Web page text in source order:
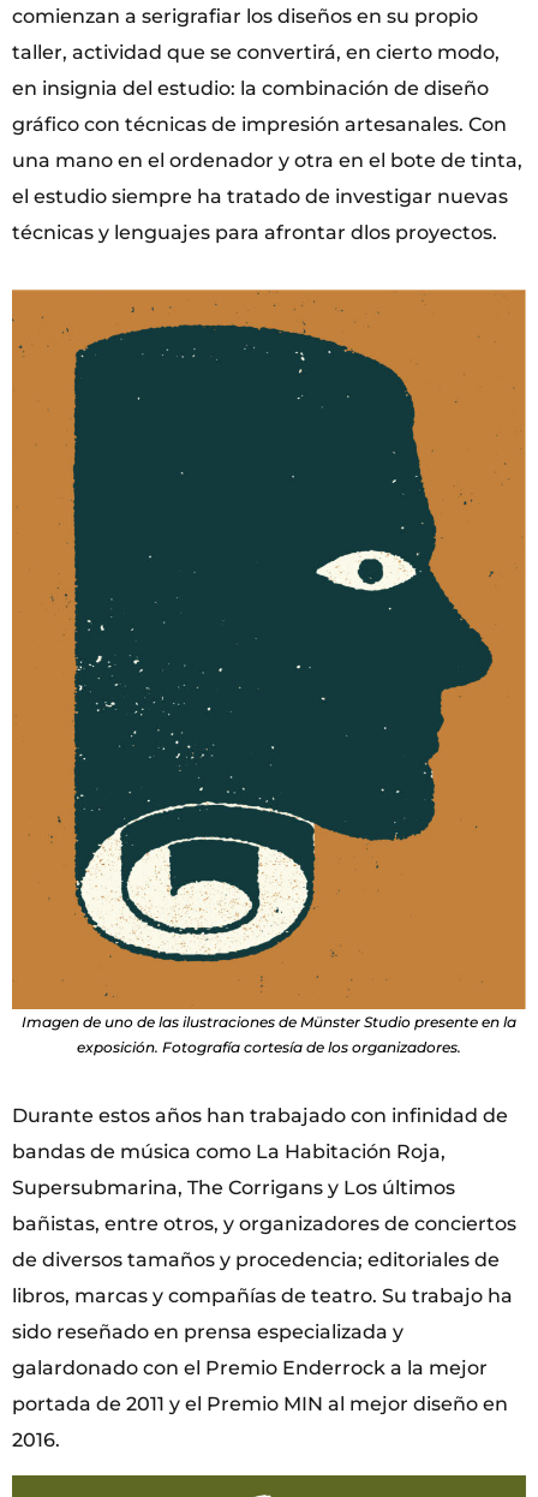
comienzan a serigrafiar los diseños en su propio
taller, actividad que se convertirá, en cierto modo,
en insignia del estudio: la combinación de diseño
gráfico con técnicas de impresión artesanales. Con
una mano en el ordenador y otra en el bote de tinta,
el estudio siempre ha tratado de investigar nuevas
técnicas y lenguajes para afrontar dlos proyectos.
Imagen de uno de las ilustraciones de Münster Studio presente en la
exposición. Fotografía cortesía de los organizadores.
Durante estos años han trabajado con infinidad de
bandas de música como La Habitación Roja,
Supersubmarina, The Corrigans y Los últimos
bañistas, entre otros, y organizadores de conciertos
de diversos tamaños y procedencia; editoriales de
libros, marcas y compañías de teatro. Su trabajo ha
sido reseñado en prensa especializada y
galardonado con el Premio Enderrock a la mejor
portada de 2011 y el Premio MIN al mejor diseño en
2016.